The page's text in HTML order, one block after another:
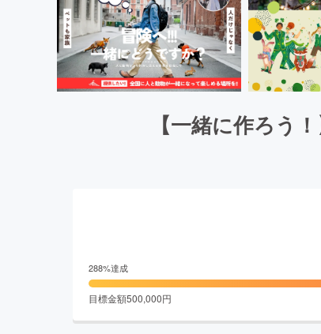
【一緒に作ろう
288%達成
目標金額500,000円